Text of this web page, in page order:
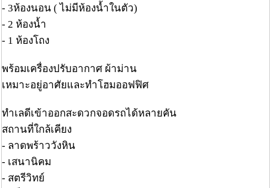
- 3ห้องนอน ( ไม่มีห้องน้ำในตัว)
- 2 ห้องน้ำ
- 1 ห้องโถง
พร้อมเครื่องปรับอากาศ ผ้าม่าน
เหมาะอยู่อาศัยและทำโฮมออฟฟิศ
ทำเลดีเข้าออกสะดวกจอดรถได้หลายคัน
สถานที่ใกล้เคียง
- ลาดพร้าววังหิน
- เสนานิคม
- สตรีวิทย์